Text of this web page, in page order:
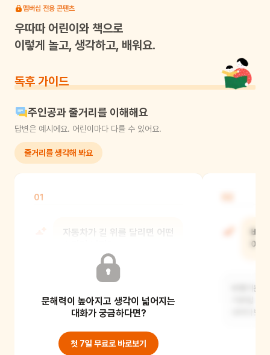
이 책을 통해 아기들이 다양한 탈것과 그것들이 움직이는 공간에
대해 인지하고, 풍부한 감각 경험을 통해 인지 능력과 언어
능력이 발달하기를 기대할 수 있어요.
멤버십 전용 콘텐츠
우따따어린이와 책으로
이렇게 놀고, 생각하고, 배워요.
독후 가이드
주인공과 줄거리를 이해해요
답변은 예시에요. 어린이마다 다를 수 있어요.
줄거리를 생각해 봐요
01
자동차가 길 위를 달리면 어떤
소리가 날 것 같아요. 바퀴가 굴러가는
소리도 들릴
문해력이 높아지고 생각이 넓어지는
대화가 궁금하다면?
첫 7일 무료로 바로보기
비
어
비행기는
내려다보면